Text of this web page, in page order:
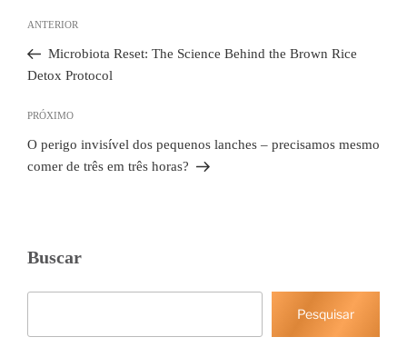
de
Post
Post
anterior
ANTERIOR
Microbiota Reset: The Science Behind the Brown Rice
Detox Protocol
Próximo
post
PRÓXIMO
O perigo invisível dos pequenos lanches – precisamos mesmo
comer de três em três horas?
Buscar
Pesquisar